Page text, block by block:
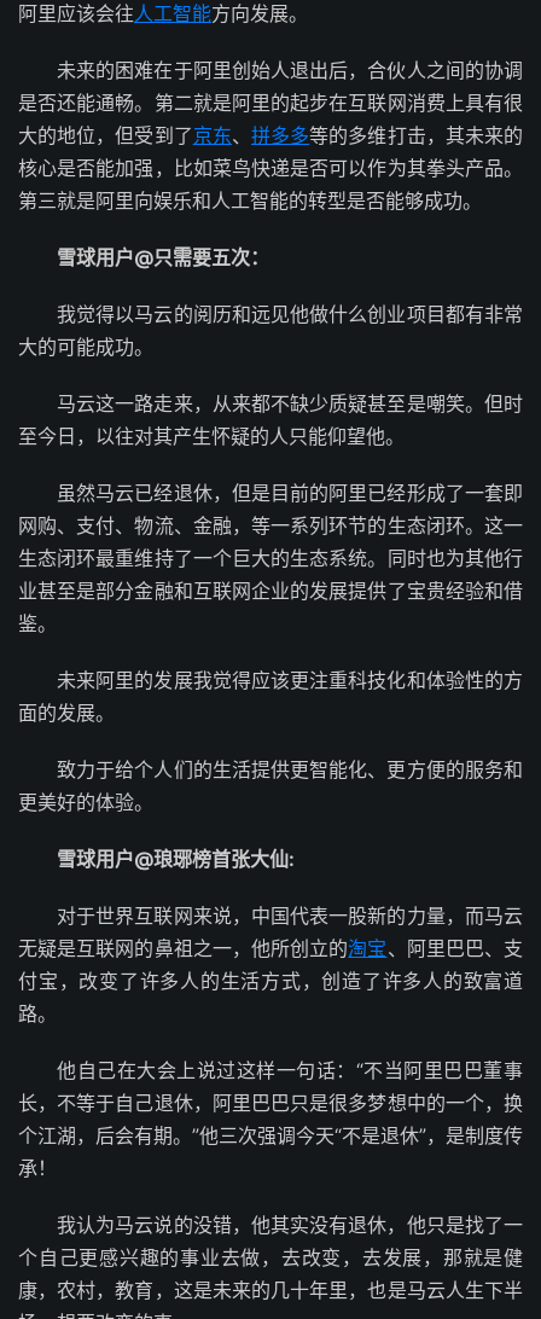
阿里应该会往人工智能方向发展。
未来的困难在于阿里创始人退出后，合伙人之间的协调
是否还能通畅。第二就是阿里的起步在互联网消费上具有很
大的地位，但受到了京东、 拼多多等的多维打击，其未来的
核心是否能加强，比如菜鸟快递是否可以作为其拳头产品。
第三就是阿里向娱乐和人工智能的转型是否能够成功。
雪球用户@只需要五次：
我觉得以马云的阅历和远见他做什么创业项目都有非常
大的可能成功。
马云这一路走来，从来都不缺少质疑甚至是嘲笑。但时
至今日，以往对其产生怀疑的人只能仰望他。
虽然马云已经退休，但是目前的阿里已经形成了一套即
网购、支付、物流、金融，等一系列环节的生态闭环。这一
生态闭环最重维持了一个巨大的生态系统。同时也为其他行
业甚至是部分金融和互联网企业的发展提供了宝贵经验和借
鉴。
未来阿里的发展我觉得应该更注重科技化和体验性的方
面的发展。
致力于给个人们的生活提供更智能化、更方便的服务和
更美好的体验。
雪球用户@琅琊榜首张大仙:
对于世界互联网来说，中国代表一股新的力量，而马云
无疑是互联网的鼻祖之一，他所创立的淘宝、阿里巴巴、支
付宝，改变了许多人的生活方式，创造了许多人的致富道
路。
他自己在大会上说过这样一句话：“不当阿里巴巴董事
长，不等于自己退休，阿里巴巴只是很多梦想中的一个，换
个江湖，后会有期。”他三次强调今天“不是退休”，是制度传
承！
我认为马云说的没错，他其实没有退休，他只是找了一
个自己更感兴趣的事业去做，去改变，去发展，那就是健
康，农村，教育，这是未来的几十年里，也是马云人生下半